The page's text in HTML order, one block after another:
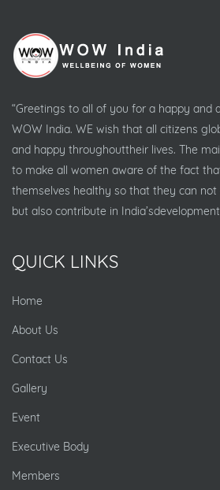
“Greetings to all of you for a happy and
WOW India. WE wish that all citizens
and happy throughouttheir lives. The
to make all women aware of the fact
themselves healthy so that they can
but also contribute in
QUICK LINKS
Home
About Us
Contact Us
Gallery
Event
Executive Body
Members